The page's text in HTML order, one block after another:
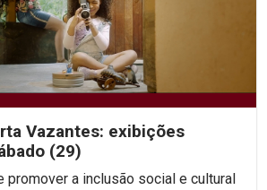
Vazantes: exibições
(29)
promover a inclusão social e cultural